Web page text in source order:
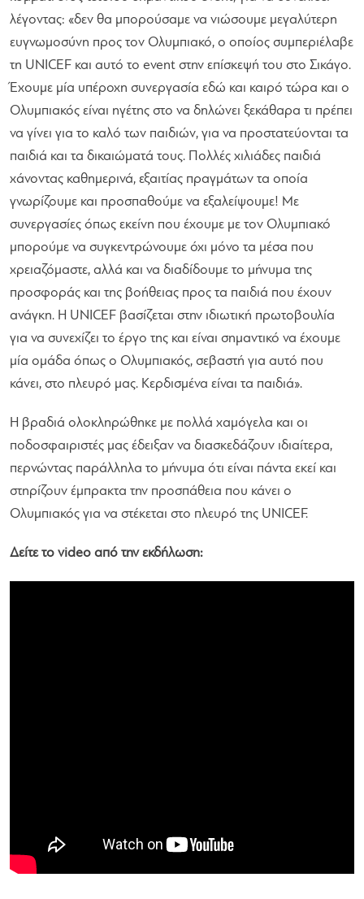
λέγοντας: «δεν θα μπορούσαμε να νιώσουμε μεγαλύτερη
ευγνωμοσύνη προς τον Ολυμπιακό, ο οποίος συμπεριέλαβε
τη UNICEF και αυτό το event στην επίσκεψή του στο Σικάγο.
Έχουμε μία υπέροχη συνεργασία εδώ και καιρό τώρα και ο
Ολυμπιακός είναι ηγέτης στο να δηλώνει ξεκάθαρα τι πρέπει
να γίνει για το καλό των παιδιών, για να προστατεύονται τα
παιδιά και τα δικαιώματά τους. Πολλές χιλιάδες παιδιά
χάνοντας καθημερινά, εξαιτίας πραγμάτων τα οποία
γνωρίζουμε και προσπαθούμε να εξαλείψουμε! Με
συνεργασίες όπως εκείνη που έχουμε με τον Ολυμπιακό
μπορούμε να συγκεντρώνουμε όχι μόνο τα μέσα που
χρειαζόμαστε, αλλά και να διαδίδουμε το μήνυμα της
προσφοράς και της βοήθειας προς τα παιδιά που έχουν
ανάγκη. Η UNICEF βασίζεται στην ιδιωτική πρωτοβουλία
για να συνεχίζει το έργο της και είναι σημαντικό να έχουμε
μία ομάδα όπως ο Ολυμπιακός, σεβαστή για αυτό που
κάνει, στο πλευρό μας. Κερδισμένα είναι τα παιδιά».
Η βραδιά ολοκληρώθηκε με πολλά χαμόγελα και οι
ποδοσφαιριστές μας έδειξαν να διασκεδάζουν ιδιαίτερα,
περνώντας παράλληλα το μήνυμα ότι είναι​ πάντα​ εκεί​ και ​
στηρίζουν ​έμπρακτα ​την προσπάθεια που κάνει ο
Ολυμπιακός για να στέκεται στο πλευρό της UNICEF.
Δείτε το video από την εκδήλωση: